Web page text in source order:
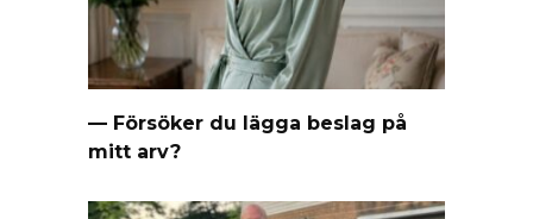
— Försöker du lägga beslag på
mitt arv?